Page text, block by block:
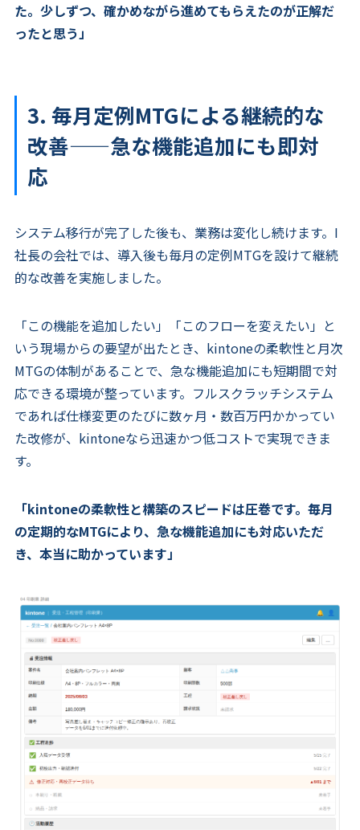
た。少しずつ、確かめながら進めてもらえたのが正解だ
ったと思う」
3. 毎月定例MTGによる継続的な
改善——急な機能追加にも即対
応
システム移行が完了した後も、業務は変化し続けます。I
社長の会社では、導入後も毎月の定例MTGを設けて継続
的な改善を実施しました。
「この機能を追加したい」「このフローを変えたい」と
いう現場からの要望が出たとき、kintoneの柔軟性と月次
MTGの体制があることで、急な機能追加にも短期間で対
応できる環境が整っています。フルスクラッチシステム
であれば仕様変更のたびに数ヶ月・数百万円かかってい
た改修が、kintoneなら迅速かつ低コストで実現できま
す。
「kintoneの柔軟性と構築のスピードは圧巻です。毎月
の定期的なMTGにより、急な機能追加にも対応いただ
き、本当に助かっています」